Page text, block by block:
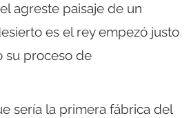
agreste paisaje de un
es el rey empezó justo
su proceso de
sería la primera fábrica del